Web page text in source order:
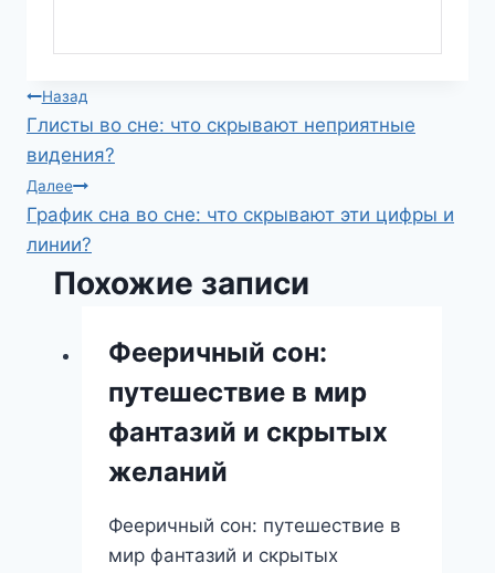
Навигация
по
записям
Назад
Глисты во сне: что скрывают неприятные
видения?
Далее
График сна во сне: что скрывают эти цифры и
линии?
Похожие записи
Фееричный сон:
путешествие в мир
фантазий и скрытых
желаний
Фееричный сон: путешествие в
мир фантазий и скрытых